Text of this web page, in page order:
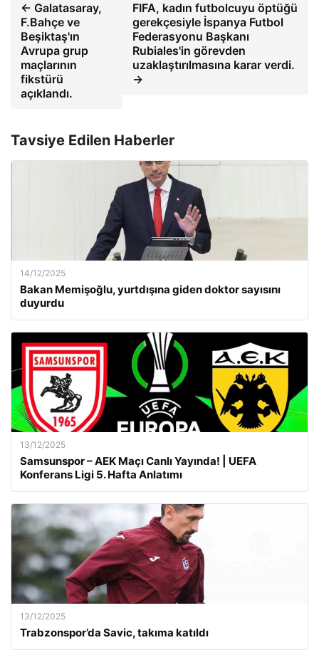
← Galatasaray,
F.Bahçe ve
Beşiktaş'ın
Avrupa grup
maçlarının
fikstürü
açıklandı.
FIFA, kadın futbolcuyu öptüğü
gerekçesiyle İspanya Futbol
Federasyonu Başkanı
Rubiales'in görevden
uzaklaştırılmasına karar verdi.
→
Tavsiye Edilen Haberler
14/12/2025
Bakan Memişoğlu, yurtdışına giden doktor sayısını
duyurdu
13/12/2025
Samsunspor – AEK Maçı Canlı Yayında! | UEFA
Konferans Ligi 5. Hafta Anlatımı
13/12/2025
Trabzonspor’da Savic, takıma katıldı